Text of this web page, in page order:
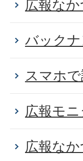
広報な
バック
スマホ
広報モ
広報な